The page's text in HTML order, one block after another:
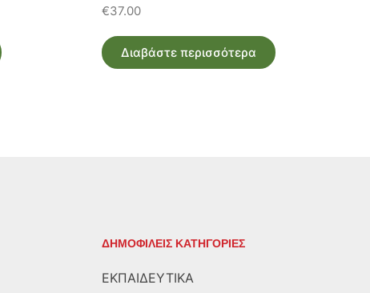
€37.00
Διαβάστε περισσότερα
ΔΗΜΟΦΙΛΕΙΣ ΚΑΤΗΓΟΡΙΕΣ
ΕΚΠΑΙΔΕΥΤΙΚΑ